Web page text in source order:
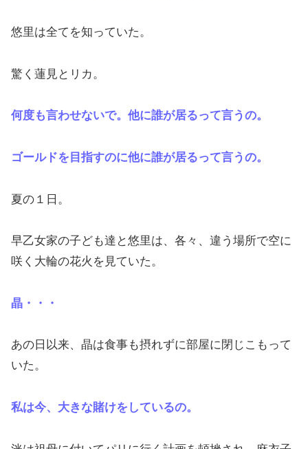
悠里は全てを知っていた。
驚く蓮見とリカ。
何度も言わせないで。他に誰が居るって言うの。
ゴールドを目指すのに他に誰が居るって言うの。
夏の１日。
早乙女家の子ども達と悠里は、各々、違う場所で空に
咲く大輪の花火を見ていた。
晶・・・
あの日以来、晶は食事も摂れずに部屋に閉じこもって
いた。
私は今、大きな賭けをしているの。